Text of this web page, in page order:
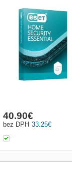
ESET HOME Security
Komplexná Ochrana pre
ESET HOME Security
navrhnutý tak, aby
ochranu vášho
macOS, smartfónoch
Hlavné Funkcie a
33.25€
bez DPH
40.90€